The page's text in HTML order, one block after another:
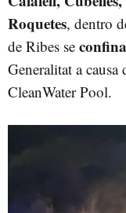
Roquetes, dentro
de Ribes se
Generalitat a
CleanWater Pool.